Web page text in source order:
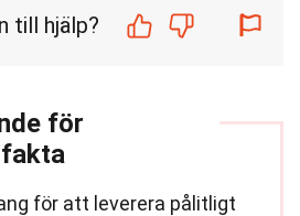
till hjälp?
för
för att leverera pålitligt